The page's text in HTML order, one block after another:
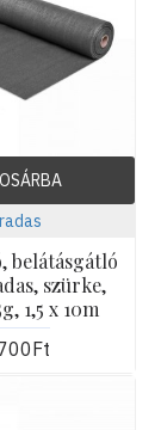
belátásgátló
szürke,
1,5 x 10m